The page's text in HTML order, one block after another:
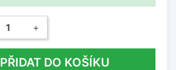
+
PŘIDAT DO KOŠÍKU